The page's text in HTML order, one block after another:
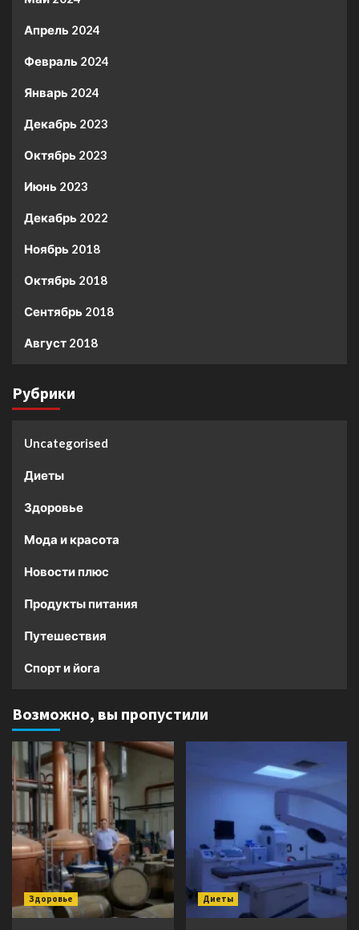
Апрель 2024
Февраль 2024
Январь 2024
Декабрь 2023
Октябрь 2023
Июнь 2023
Декабрь 2022
Ноябрь 2018
Октябрь 2018
Сентябрь 2018
Август 2018
Рубрики
Uncategorised
Диеты
Здоровье
Мода и красота
Новости плюс
Продукты питания
Путешествия
Спорт и йога
Возможно, вы пропустили
Здоровье Диеты